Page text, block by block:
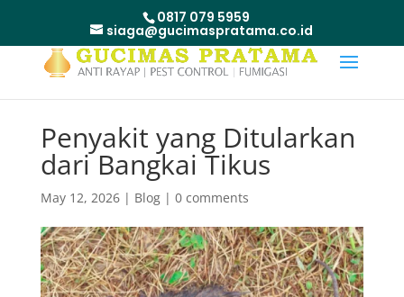
0817 079 5959
siaga@gucimaspratama.co.id
Penyakit yang Ditularkan
dari Bangkai Tikus
May 12, 2026| Blog| 0 comments